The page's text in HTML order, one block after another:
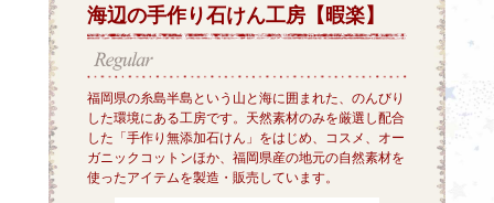
海辺の手作り石けん工房【暇楽】
福岡県の糸島半島という山と海に囲まれた、のんびり
した環境にある工房です。天然素材のみを厳選し配合
した「手作り無添加石けん」をはじめ、コスメ、オー
ガニックコットンほか、福岡県産の地元の自然素材を
使ったアイテムを製造・販売しています。